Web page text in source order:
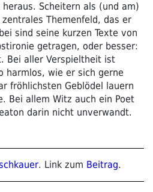
Scheitern als (und am)
Themenfeld, das er
sind seine kurzen Texte von
getragen, oder besser:
Bei aller Verspieltheit ist
harmlos, wie er sich gerne
fröhlichsten Geblödel lauern
Bei allem Witz auch ein Poet
darin nicht unverwandt.
. Link zum Beitrag.